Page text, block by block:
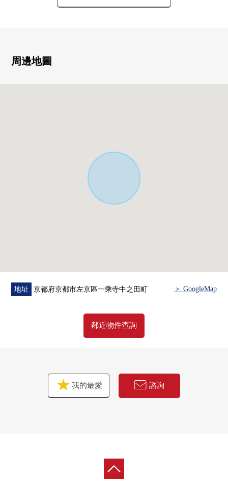
・2022年9月築的築淺木造2層樓住宅
▼設備
・綠的山脈能看到的平穩的居住環境(依據天氣好壞)
周邊地圖
地址 京都府京都市左京區一乘寺中之田町 ＞ GoogleMap
鄰近物件查詢
我的最愛 諮詢